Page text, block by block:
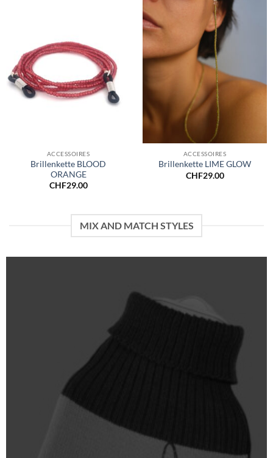
ACCESSOIRES
Brillenkette BLOOD
ORANGE
CHF29.00
ACCESSOIRES
Brillenkette LIME GLOW
CHF29.00
MIX AND MATCH STYLES